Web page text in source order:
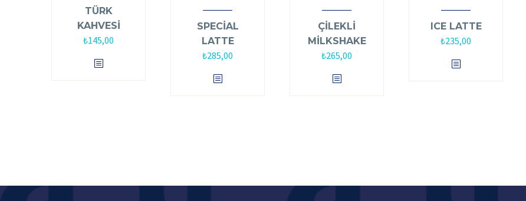
TÜRK
KAHVESİ
₺145,00
SPECİAL
LATTE
₺285,00
ÇİLEKLİ
MİLKSHAKE
₺265,00
ICE LATTE
₺235,00